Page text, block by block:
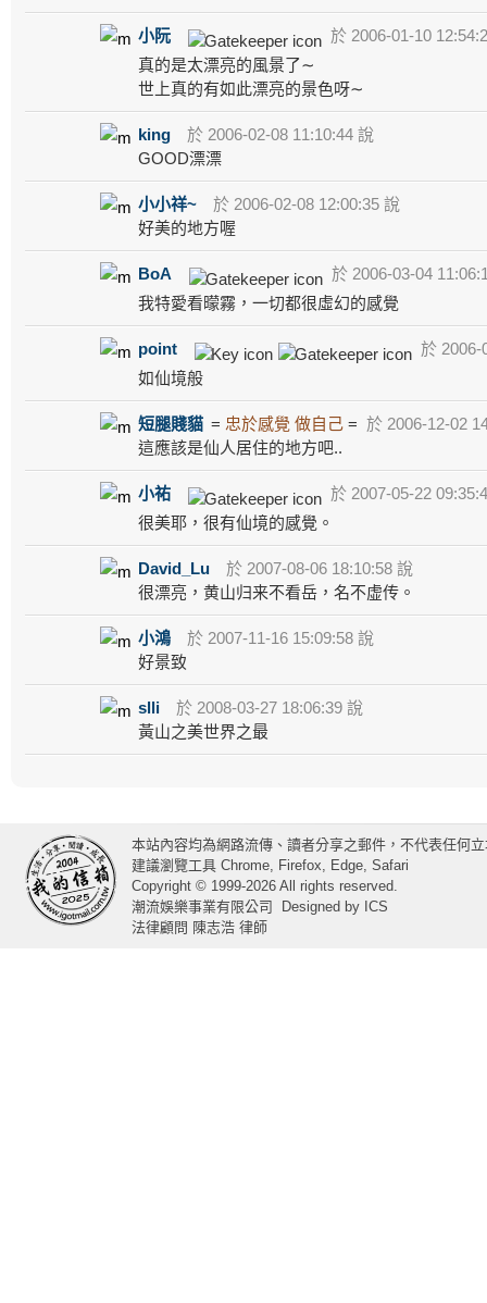
小阮
於 2006-01-10
真的是太漂亮的風景了∼
世上真的有如此漂亮的景色呀∼
king
於 2006-02-08 11:10:44 說
GOOD漂漂
小小祥~
於 2006-02-08 12:00:35 說
好美的地方喔
BoA
於 2006-03-04
我特愛看曚霧，一切都很虛幻的感覺
point
於 2006-
如仙境般
短腿賤貓 = 忠於感覺 做自己 = 於 2006-12-02
這應該是仙人居住的地方吧..
小祐
於 2007-05-22
很美耶，很有仙境的感覺。
David_Lu
於 2007-08-06 18:10:58 說
很漂亮，黄山归来不看岳，名不虚传。
小鴻
於 2007-11-16 15:09:58 說
好景致
slli
於 2008-03-27 18:06:39 說
黃山之美世界之最
本站內容均為網路流傳、讀者分享之郵件，不代表任何
建議瀏覽工具 Chrome, Firefox, Edge, Safari
Copyright © 1999-2026 All rights reserved.
潮流娛樂事業有限公司
Designed by ICS
法律顧問 陳志浩 律師